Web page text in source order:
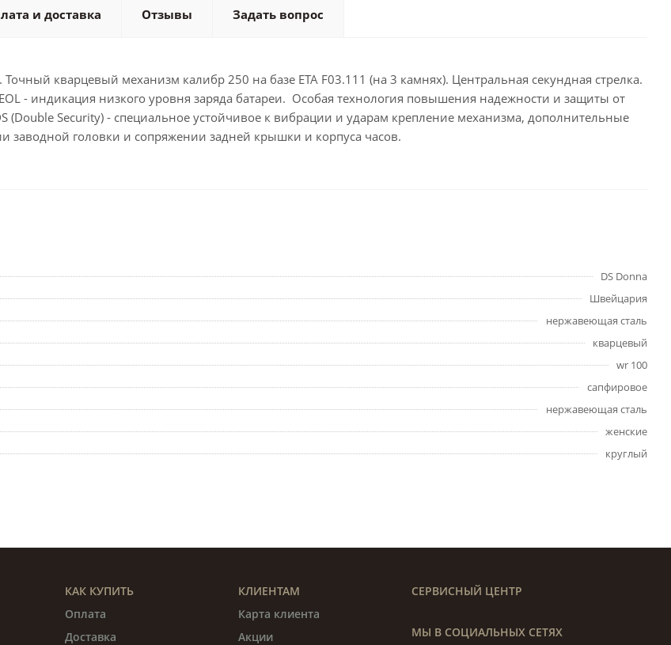
и доставка Отзывы Задать вопрос
кварцевый механизм калибр 250 на базе ETA F03.111 (на 3 камнях). Центральная секундная стрелка.
- индикация низкого уровня заряда батареи. Особая технология повышения надежности и защиты от
(Double Security) - специальное устойчивое к вибрации и ударам крепление механизма, дополнительные
заводной головки и сопряжении задней крышки и корпуса часов.
DS Donna
Швейцария
нержавеющая сталь
кварцевый
wr 100
сапфировое
нержавеющая сталь
женские
круглый
КАК КУПИТЬ
Оплата
Доставка
КЛИЕНТАМ
Карта клиента
Акции
СЕРВИСНЫЙ ЦЕНТР
МЫ В СОЦИАЛЬНЫХ СЕТЯХ